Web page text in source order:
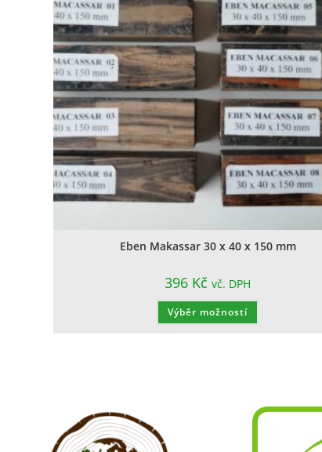
Eben Makassar 30 x 40 x 150 mm
396 Kč vč. DPH
Výběr možností